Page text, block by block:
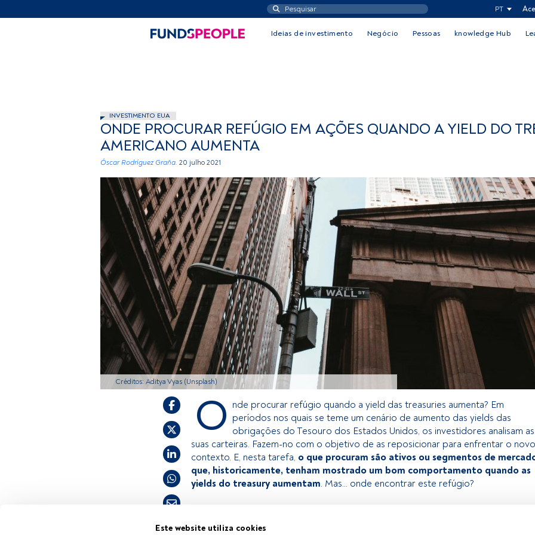
Este website utiliza cookies
PT
Ideias de investimento Negócio Pessoas knowledge Hub
INVESTIMENTO EUA
ONDE PROCURAR REFÚGIO EM AÇÕES QUANDO A YIELD DO
AMERICANO AUMENTA
Óscar Rodríguez Graña. 20 julho 2021
Créditos: Aditya Vyas (Unsplash)
O nde procurar refúgio quando a yield das treasuries aumenta? Em
períodos nos quais se teme um cenário de aumento das yields das
obrigações do Tesouro dos Estados Unidos, os investidores analisam as
suas carteiras. Fazem-no com o objetivo de as reposicionar para enfrentar o novo
contexto. E, nesta tarefa, o que procuram são ativos ou segmentos de
que, historicamente, tenham mostrado um bom comportamento quando as
yields do treasury aumentam. Mas... onde encontrar este refúgio?
Este é um artigo exclusivo para os utilizadores registados da FundsPeople. Se já